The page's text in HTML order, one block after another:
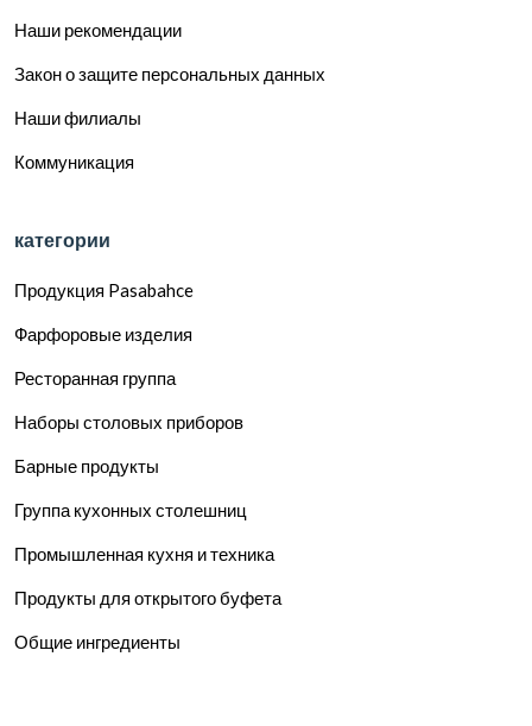
Наши рекомендации
Закон о защите персональных данных
Наши филиалы
Коммуникация
категории
Продукция Pasabahce
Фарфоровые изделия
Ресторанная группа
Наборы столовых приборов
Барные продукты
Группа кухонных столешниц
Промышленная кухня и техника
Продукты для открытого буфета
Общие ингредиенты